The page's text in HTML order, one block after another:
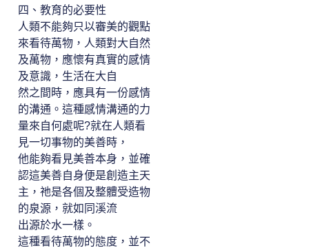
四、教育的必要性
人類不能夠只以審美的觀點
來看待萬物，人類對大自然
及萬物，應懷有真實的感情
及意識，生活在大自
然之間時，應具有一份感情
的溝通。這種感情溝通的力
量來自何處呢?就在人類看
見一切事物的美善時，
他能夠看見美善本身，並確
認這美善自身便是創造主天
主，祂是各個及整體受造物
的泉源，就如同溪流
出源於水一樣。
這種看待萬物的態度，並不